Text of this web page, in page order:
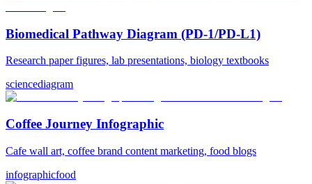
Biomedical Pathway Diagram (PD-1/PD-L1)
Research paper figures, lab presentations, biology textbooks
sciencediagram
Coffee Journey Infographic
Cafe wall art, coffee brand content marketing, food blogs
infographicfood